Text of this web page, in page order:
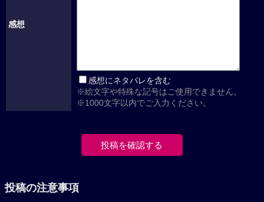
感想
感想にネタバレを含む
※絵文字や特殊な記号はご使用できません。
※1000文字以内でご入力ください。
投稿の注意事項